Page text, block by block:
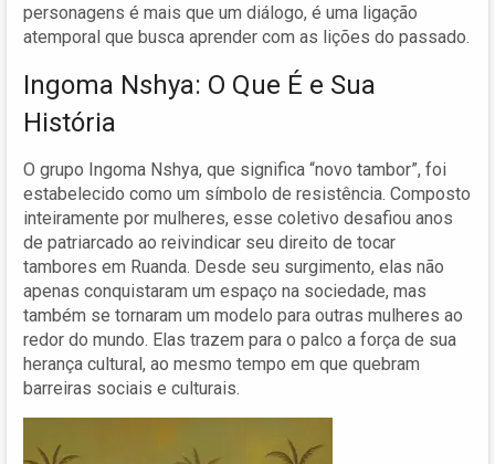
personagens é mais que um diálogo, é uma ligação
atemporal que busca aprender com as lições do passado.
Ingoma Nshya: O Que É e Sua
História
O grupo Ingoma Nshya, que significa “novo tambor”, foi
estabelecido como um símbolo de resistência. Composto
inteiramente por mulheres, esse coletivo desafiou anos
de patriarcado ao reivindicar seu direito de tocar
tambores em Ruanda. Desde seu surgimento, elas não
apenas conquistaram um espaço na sociedade, mas
também se tornaram um modelo para outras mulheres ao
redor do mundo. Elas trazem para o palco a força de sua
herança cultural, ao mesmo tempo em que quebram
barreiras sociais e culturais.